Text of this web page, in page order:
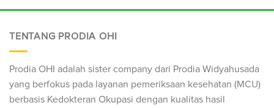
TENTANG PRODIA OHI
Prodia OHI adalah sister company dari Prodia Widyahusada
yang berfokus pada layanan pemeriksaan kesehatan (MCU)
berbasis Kedokteran Okupasi dengan kualitas hasil